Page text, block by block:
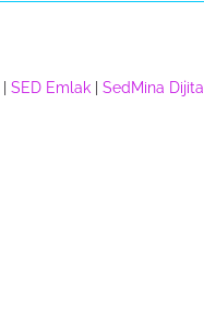
SED Emlak SedMina Dijital